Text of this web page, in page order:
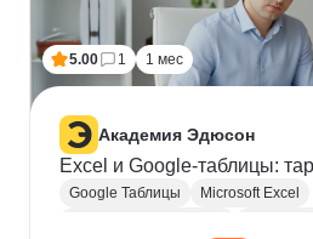
5.00 1 1 мес
Академия Эдюсон
Excel и Google-таблицы:
Google Таблицы
Microsoft Excel